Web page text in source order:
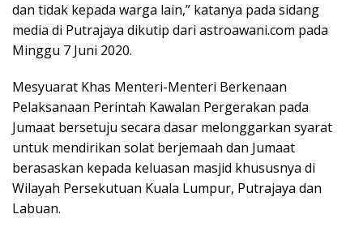
dan tidak kepada warga lain,” katanya pada sidang
media di Putrajaya dikutip dari astroawani.com pada
Minggu 7 Juni 2020.
Mesyuarat Khas Menteri-Menteri Berkenaan
Pelaksanaan Perintah Kawalan Pergerakan pada
Jumaat bersetuju secara dasar melonggarkan syarat
untuk mendirikan solat berjemaah dan Jumaat
berasaskan kepada keluasan masjid khususnya di
Wilayah Persekutuan Kuala Lumpur, Putrajaya dan
Labuan.